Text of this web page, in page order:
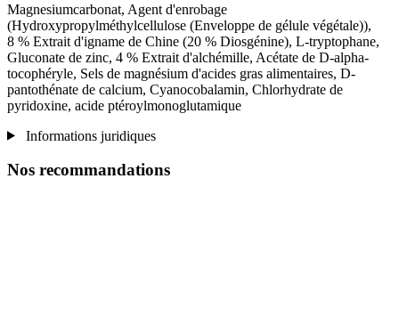
Magnesiumcarbonat, Agent d'enrobage
(Hydroxypropylméthylcellulose (Enveloppe de gélule végétale)),
8 % Extrait d'igname de Chine (20 % Diosgénine), L-tryptophane,
Gluconate de zinc, 4 % Extrait d'alchémille, Acétate de D-alpha-
tocophéryle, Sels de magnésium d'acides gras alimentaires, D-
pantothénate de calcium, Cyanocobalamin, Chlorhydrate de
pyridoxine, acide ptéroylmonoglutamique
Informations juridiques
Nos recommandations